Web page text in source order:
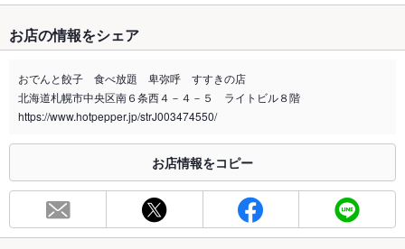
禁煙・喫煙 全席喫煙可
喫煙専用室 なし
※2020年4月1日～受動喫煙対策に関する法律が施行されています。正しい情報はお店へお問い
総席数 82席(個室でご用意しております。)
最大宴会収
70人(2～最大70名様まで)
お店の情報をシェア
おでんと餃子 食べ放題 卑弥呼 すすきの店
北海道札幌市中央区南６条西４－４－５ ライトビル８階
https://www.hotpepper.jp/strJ003474550/
お店情報をコピー